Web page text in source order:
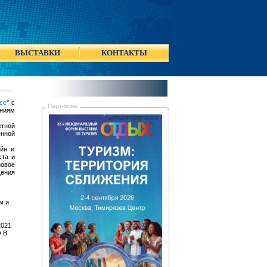
ВЫСТАВКИ КОНТАКТЫ
" с
и
и
и
В
Партнёры